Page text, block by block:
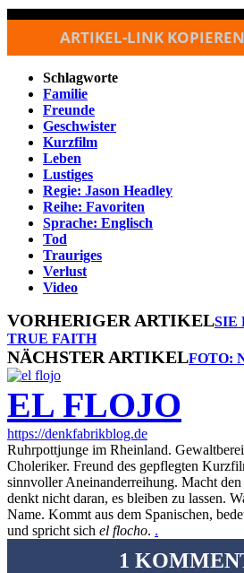
ARTIKEL-LINK
Schlagworte
Familie
Freunde
Geschwister
Kurzfilm
Leben
Lustiges
Regie: Jason Headley
Reihe: Favoriten
Sprache: Englisch
Tod
Trauriges
Verlust
Video
VORHERIGER ARTIKELSIE
TRUE FAITH
NÄCHSTER ARTIKELFOTO:
EL FLOJO
https://denkfabrikblog.de
Ruhrpottjunge im Rheinland.
Choleriker. Freund des gepflegten
sinnvoller Aneinanderreihung. Macht
denkt nicht daran, es bleiben zu lassen.
Name. Kommt aus dem Spanischen,
und spricht sich el flocho. .
1